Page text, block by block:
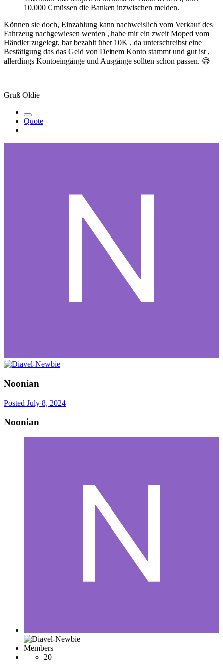
10.000 € müssen die Banken inzwischen melden.
Können sie doch, Einzahlung kann nachweislich vom Verkauf des
Fahrzeug nachgewiesen werden , habe mir ein zweit Moped vom
Händler zugelegt, bar bezahlt über 10K , da unterschreibst eine
Bestätigung das das Geld von Deinem Konto stammt und gut ist ,
allerdings Kontoeingänge und Ausgänge sollten schon passen. 😅
Gruß Oldie
Quote
Noonian
Posted July 8, 2024
Noonian
Members
20